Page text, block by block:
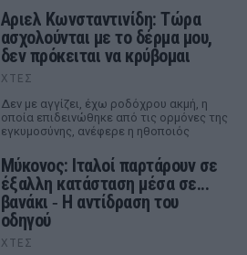
Αριελ Κωνσταντινίδη: Τώρα
ασχολούνται με το δέρμα μου,
δεν πρόκειται να κρύβομαι
ΧΤΕΣ
Δεν με αγγίζει, έχω ροδόχρου ακμή, η
οποία επιδεινώθηκε από τις ορμόνες της
εγκυμοσύνης, ανέφερε η ηθοποιός
Μύκονος: Ιταλοί παρτάρουν σε
έξαλλη κατάσταση μέσα σε...
βανάκι ‑ Η αντίδραση του
οδηγού
ΧΤΕΣ